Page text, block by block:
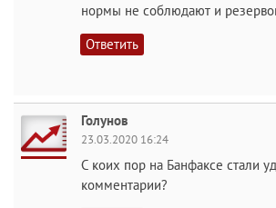
нормы не соблюдают и
Ответить
Голунов
23.03.2020 16:24
С коих пор на Банфаксе стали
комментарии?